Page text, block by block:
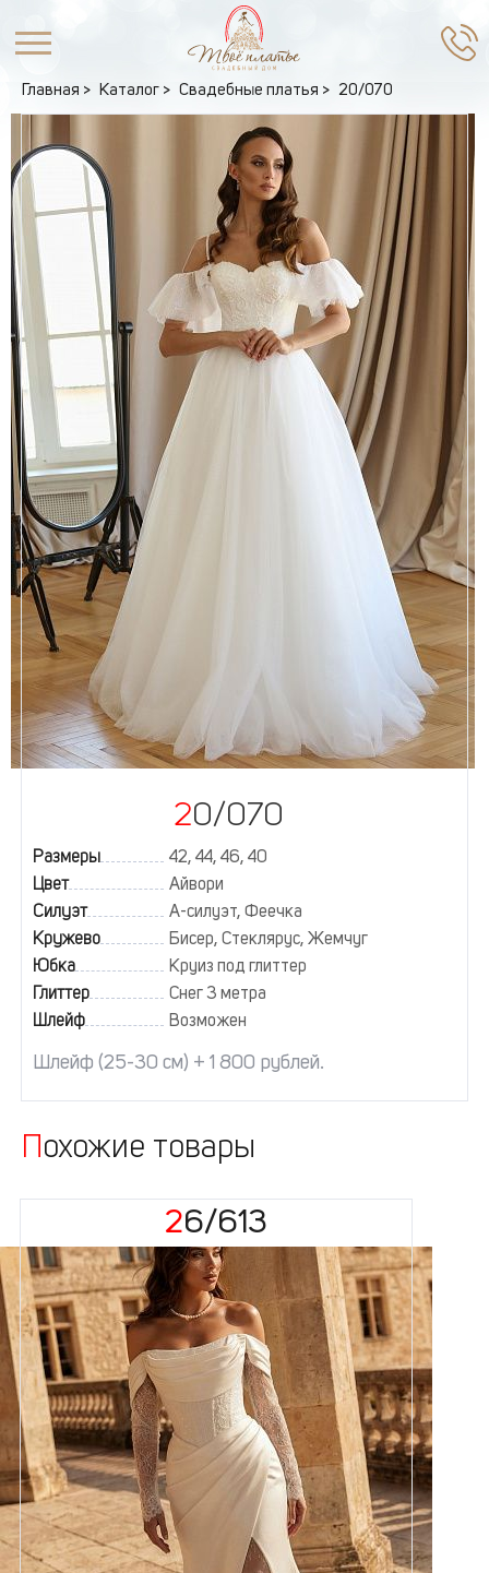
Главная Каталог Свадебные платья 20/070
20/070
Размеры
42, 44, 46, 40
Цвет
Айвори
Силуэт
А-силуэт, Феечка
Кружево
Бисер, Стеклярус, Жемчуг
Юбка
Круиз под глиттер
Глиттер
Снег 3 метра
Шлейф
Возможен
Шлейф (25-30 см) + 1 800 рублей.
Похожие товары
26/613